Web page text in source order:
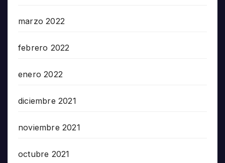
marzo 2022
febrero 2022
enero 2022
diciembre 2021
noviembre 2021
octubre 2021